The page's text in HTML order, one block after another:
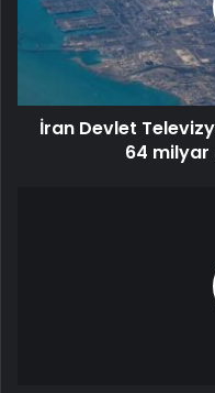
İran Devlet
64